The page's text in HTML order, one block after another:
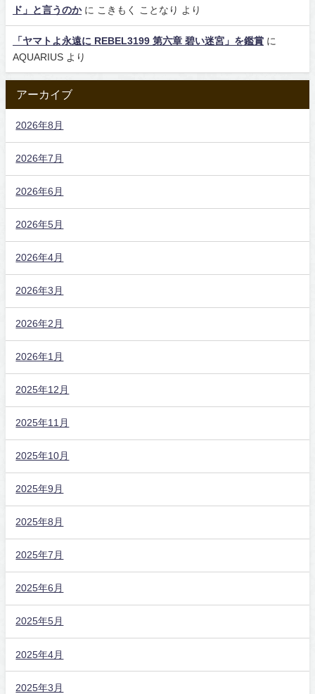
ド」と言うのかに こきもく ことなり より
「ヤマトよ永遠に REBEL3199 第六章 碧い迷宮」を鑑賞 に
AQUARIUS より
アーカイブ
2026年8月
2026年7月
2026年6月
2026年5月
2026年4月
2026年3月
2026年2月
2026年1月
2025年12月
2025年11月
2025年10月
2025年9月
2025年8月
2025年7月
2025年6月
2025年5月
2025年4月
2025年3月